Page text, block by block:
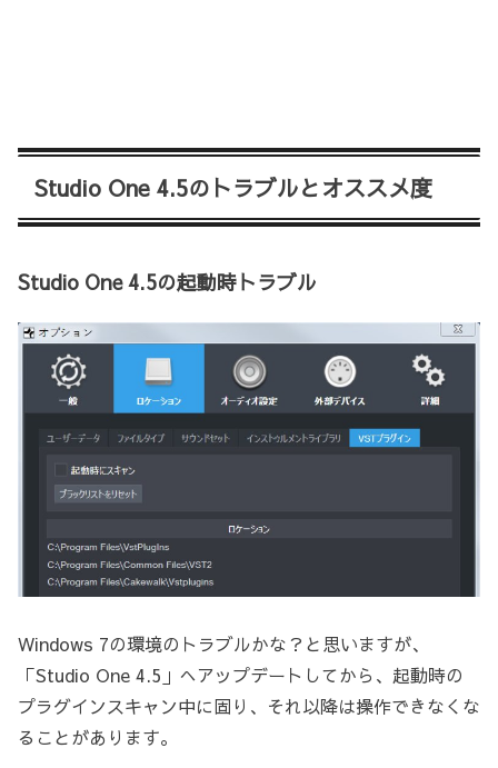
Studio One 4.5のトラブルとオススメ度
Studio One 4.5の起動時トラブル
Windows 7の環境のトラブルかな？と思いますが、
「Studio One 4.5」へアップデートしてから、起動時の
プラグインスキャン中に固り、それ以降は操作できなくな
ることがあります。